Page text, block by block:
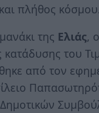
πλήθος κόσμου.
της Ελιάς,
κατάδυσης του
από τον